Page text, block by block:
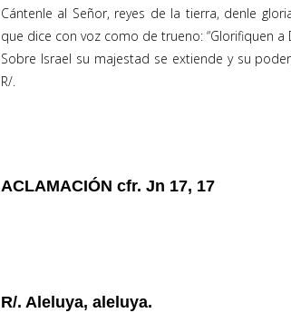
Cántenle al Señor, reyes de la tierra, denle
que dice con voz como de trueno: “Glorifiquen a
Sobre Israel su majestad se extiende y su
R/.
ACLAMACIÓN cfr. Jn 17, 17
R/. Aleluya, aleluya.